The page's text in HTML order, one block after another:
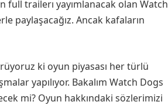
trailerı yayımlanacak olan Watch
paylaşacağız. Ancak kafaların
ki oyun piyasası her türlü
yapılıyor. Bakalım Watch Dogs
mi? Oyun hakkındaki sözlerimizi